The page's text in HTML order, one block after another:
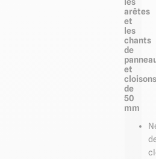
arêtes
et
les
chants
de
et
cloisons
de
50
mm